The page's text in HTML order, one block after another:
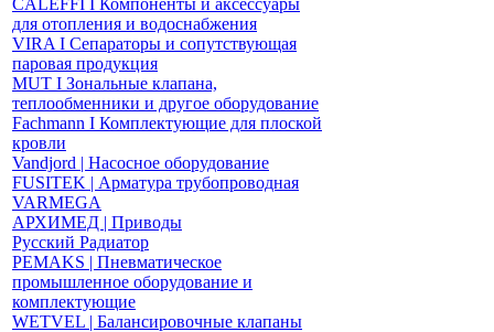
CALEFFI І Компоненты и аксессуары
для отопления и водоснабжения
VIRA І Сепараторы и сопутствующая
паровая продукция
MUT І Зональные клапана,
теплообменники и другое оборудование
Fachmann І Комплектующие для плоской
кровли
Vandjord | Насосное оборудование
FUSITEK | Арматура трубопроводная
VARMEGA
АРХИМЕД | Приводы
Русский Радиатор
PEMAKS | Пневматическое
промышленное оборудование и
комплектующие
WETVEL | Балансировочные клапаны